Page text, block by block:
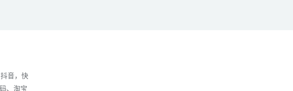
音，快
、淘宝